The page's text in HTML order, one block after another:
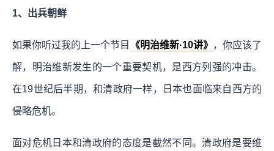
1、出兵朝鲜
如果你听过我的上一个节目 《明治维新·10讲》 ，你应该了
解，明治维新发生的一个重要契机，是西方列强的冲击。
在19世纪后半期，和清政府一样，日本也面临来自西方的
侵略危机。
面对危机日本和清政府的态度是截然不同。清政府是要维